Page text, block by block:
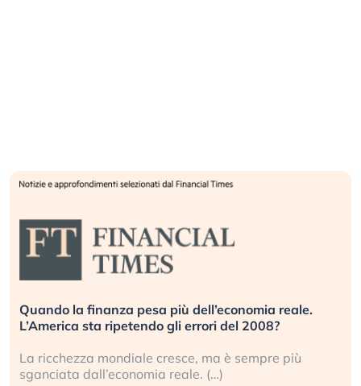
Quando la finanza pesa più dell’economia reale.
L’America sta ripetendo gli errori del 2008?
La ricchezza mondiale cresce, ma è sempre più
sganciata dall’economia reale. (…)